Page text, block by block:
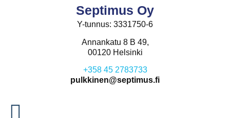
Septimus Oy
Y-tunnus: 3331750-6
Annankatu 8 B 49,
00120 Helsinki
+358 45 2783733
pulkkinen@septimus.fi